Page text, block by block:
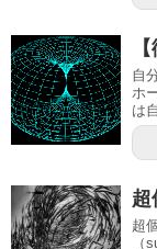
自
ホ
は
超
超
（